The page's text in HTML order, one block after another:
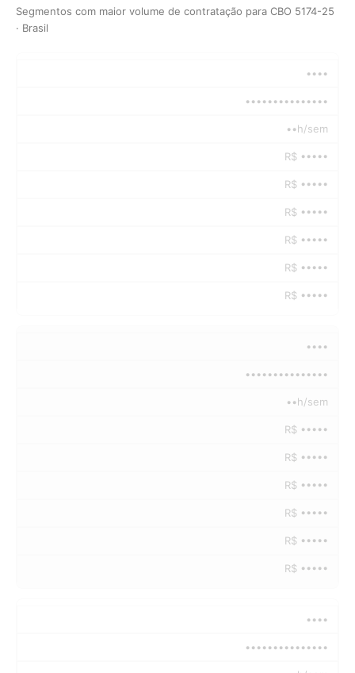
Segmentos com maior volume de contratação para CBO 5174-25
· Brasil
••••
•••••••••••••••
••h/sem
R$ •••••
R$ •••••
R$ •••••
R$ •••••
R$ •••••
R$ •••••
••••
•••••••••••••••
••h/sem
R$ •••••
R$ •••••
R$ •••••
R$ •••••
R$ •••••
R$ •••••
••••
•••••••••••••••